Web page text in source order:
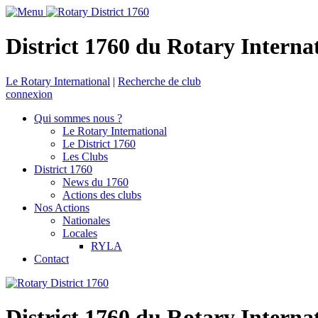
District 1760 du Rotary
Le Rotary International | Recherche de club
connexion
Qui sommes nous ?
Le Rotary International
Le District 1760
Les Clubs
District 1760
News du 1760
Actions des clubs
Nos Actions
Nationales
Locales
RYLA
Contact